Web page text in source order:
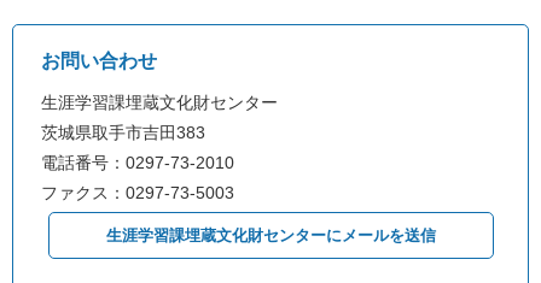
お問い合わせ
生涯学習課埋蔵文化財センター
茨城県取手市吉田383
電話番号：0297-73-2010
ファクス：0297-73-5003
生涯学習課埋蔵文化財センターにメールを送信